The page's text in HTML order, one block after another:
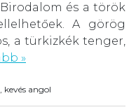
és a török
A görög
a türkizkék tenger,
»
kevés angol